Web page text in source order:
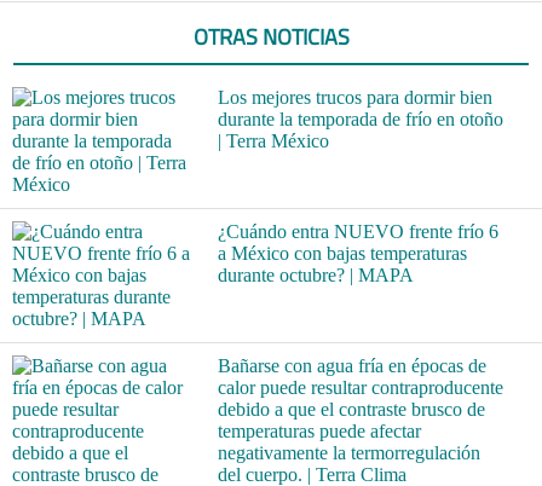
OTRAS NOTICIAS
Los mejores trucos para dormir bien
durante la temporada de frío en otoño
| Terra México
¿Cuándo entra NUEVO frente frío 6
a México con bajas temperaturas
durante octubre? | MAPA
Bañarse con agua fría en épocas de
calor puede resultar contraproducente
debido a que el contraste brusco de
temperaturas puede afectar
negativamente la termorregulación
del cuerpo. | Terra Clima